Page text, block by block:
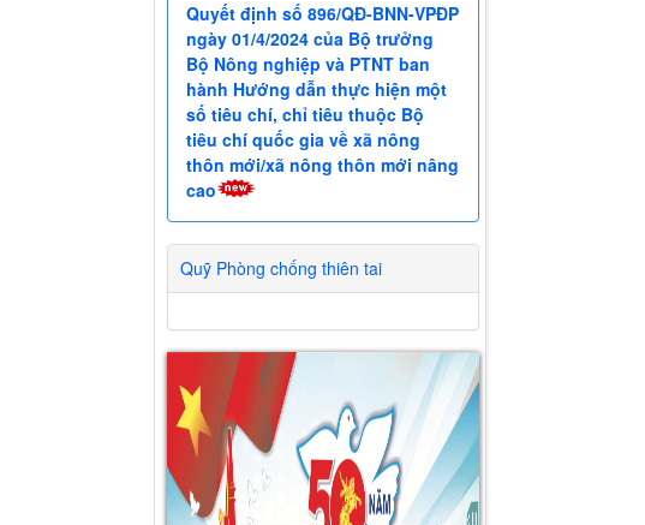
Quyết định số 896/QĐ-BNN-VPĐP
ngày 01/4/2024 của Bộ trưởng
Bộ Nông nghiệp và PTNT ban
hành Hướng dẫn thực hiện một
số tiêu chí, chỉ tiêu thuộc Bộ
tiêu chí quốc gia về xã nông
thôn mới/xã nông thôn mới nâng
cao
Quỹ Phòng chống thiên tai